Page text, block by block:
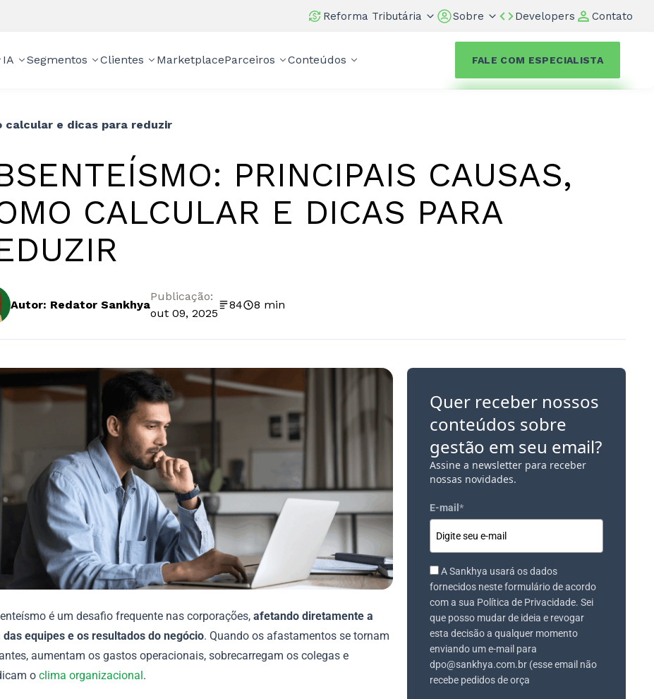
Reforma Tributária Sobre Developers Contato
IA Segmentos Clientes MarketplaceParceiros Conteúdos FALE COM ESPECIALISTA
calcular e dicas para reduzir
PRINCIPAIS CAUSAS,
CALCULAR E DICAS PARA
Autor: Redator Sankhya
Publicação:
out 09, 2025
84 8 min
é um desafio frequente nas corporações, afetando diretamente a
das equipes e os resultados do negócio. Quando os afastamentos se tornam
aumentam os gastos operacionais, sobrecarregam os colegas e
o clima organizacional .
Quer receber nossos
conteúdos sobre
gestão em seu email?
Assine a newsletter para receber
nossas novidades.
E-mail *
A Sankhya usará os dados
fornecidos neste formulário de acordo
com a sua Política de Privacidade. Sei
que posso mudar de ideia e revogar
esta decisão a qualquer momento
enviando um e-mail para
dpo@sankhya.com.br (esse email não
recebe pedidos de orça